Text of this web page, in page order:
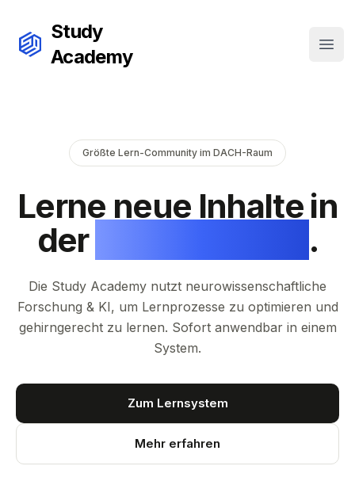
Study
Academy
Größte Lern-Community im DACH-Raum
Lerne neue Inhalte in
der
.
Die Study Academy nutzt neurowissenschaftliche
Forschung & KI, um Lernprozesse zu optimieren und
gehirngerecht zu lernen. Sofort anwendbar in einem
System.
Zum Lernsystem
Mehr erfahren